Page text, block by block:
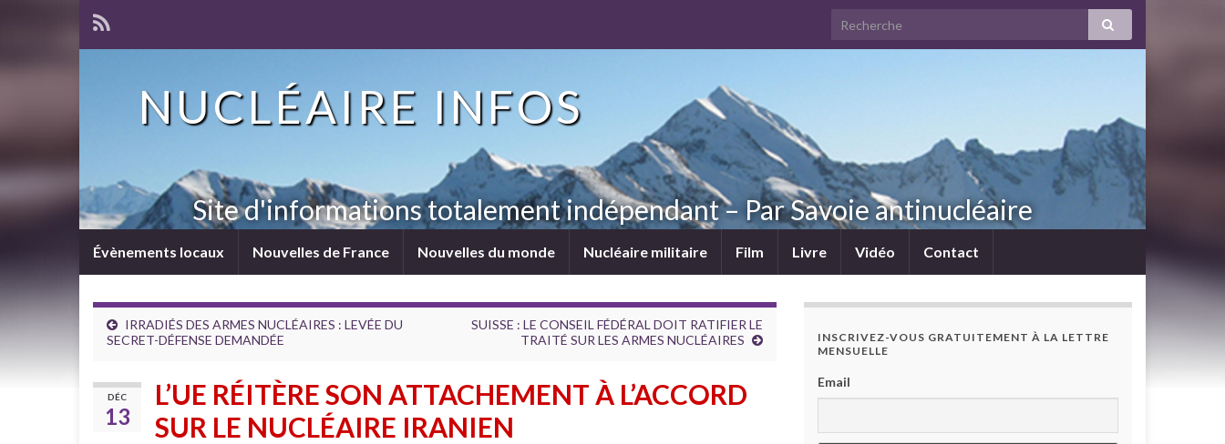
NUCLÉAIRE INFOS
Site d'informations totalement indépendant – Par Savoie antinucléaire
Évènements locaux Nouvelles de France Nouvelles du monde Nucléaire militaire Film Livre Vidéo Contact
IRRADIÉS DES ARMES NUCLÉAIRES : LEVÉE DU
SECRET-DÉFENSE DEMANDÉE
SUISSE : LE CONSEIL FÉDÉRAL DOIT RATIFIER LE
TRAITÉ SUR LES ARMES NUCLÉAIRES
DÉC
13
L’UE RÉITÈRE SON ATTACHEMENT À L’ACCORD
SUR LE NUCLÉAIRE IRANIEN
INSCRIVEZ-VOUS GRATUITEMENT À LA LETTRE
MENSUELLE
Email